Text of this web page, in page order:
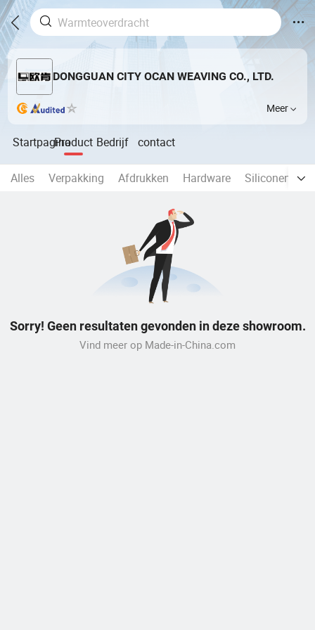
DONGGUAN CITY OCAN WEAVING CO., LTD.
Meer
StartpaginaProduct Bedrijf contact
Alles Verpakking Afdrukken Hardware Siliconen
Sorry! Geen resultaten gevonden in deze showroom.
Vind meer op Made-in-China.com